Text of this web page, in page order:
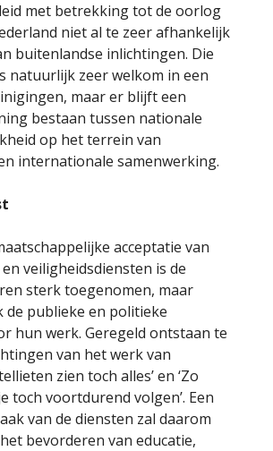
met betrekking tot de oorlog
niet al te zeer afhankelijk
buitenlandse inlichtingen. Die
natuurlijk zeer welkom in een
maar er blijft een
bestaan tussen nationale
op het terrein van
internationale samenwerking.
acceptatie van
veiligheidsdiensten is de
sterk toegenomen, maar
de publieke en politieke
hun werk. Geregeld ontstaan te
van het werk van
zien toch alles’ en ‘Zo
toch voortdurend volgen’. Een
van de diensten zal daarom
bevorderen van educatie,